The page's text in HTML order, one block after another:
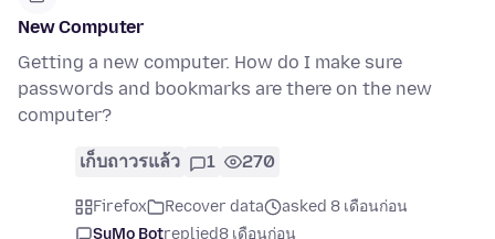
New Computer
Getting a new computer. How do I make sure
passwords and bookmarks are there on the new
computer?
เก็บถาวรแล้ว 1 270
Firefox Recover data
asked 8 เดือนก่อน
SuMo Botreplied8 เดือนก่อน